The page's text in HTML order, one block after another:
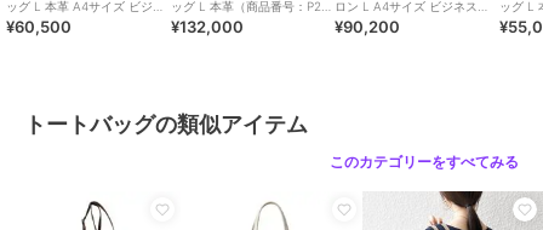
性別タイプ
レディース
バッグ ／ トートバッグ
サイズ ０３（Ａ４）
外側：牛革（クロモH） 内側：ピ
商品のお取り扱い方法
ッグ L 本革 A4サイズ ビジネ
スバッグ ※WEB限定（商品番
¥60,500
ッグ L 本革（商品番号：P25-
35443）
¥132,000
ロン L A4サイズ ビジネスバ
ッグ（商品番号：P25-
¥90,200
ッグ L
スバッ
トートバッグの類似アイテム
このカテゴリーをすべてみる